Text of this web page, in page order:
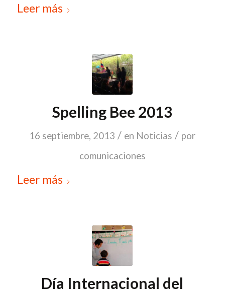
Leer más
Spelling Bee 2013
16 septiembre, 2013 / en Noticias / por
comunicaciones
Leer más
Día Internacional del